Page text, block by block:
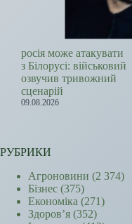
росія може атакувати
з Білорусі: військовий
озвучив тривожний
сценарій
09.08.2026
РУБРИКИ
Агроновини (2 374)
Бізнес (375)
Економіка (271)
Здоров’я (352)